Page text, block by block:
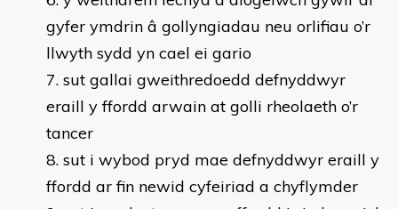
gyfer ymdrin â gollyngiadau neu orlifiau o’r
llwyth sydd yn cael ei gario
sut gallai gweithredoedd defnyddwyr
eraill y ffordd arwain at golli rheolaeth o’r
tancer
sut i wybod pryd mae defnyddwyr eraill y
ffordd ar fin newid cyfeiriad a chyflymder